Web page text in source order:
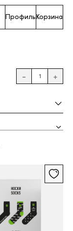
ПрофильКорзина